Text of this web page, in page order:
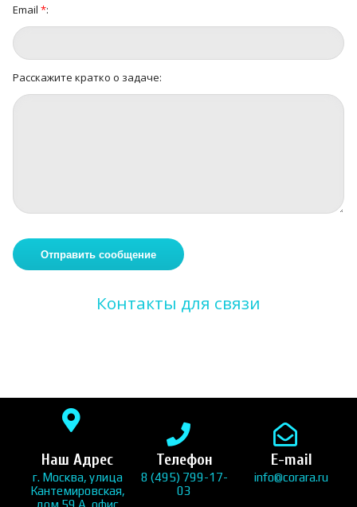
Email *:
Расскажите кратко о задаче:
Контакты для связи
Наш Адрес
г. Москва, улица
Кантемировская,
дом 59 А, офис
Телефон
8 (495) 799-17-
03
E-mail
info@corara.ru